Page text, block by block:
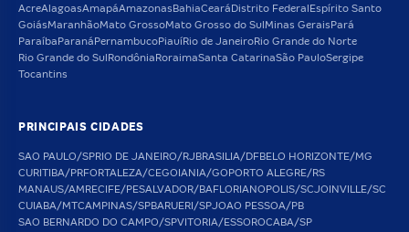
AcreAlagoasAmapáAmazonas BahiaCeará Distrito Federal Espírito Santo
GoiásMaranhãoMato GrossoMato Grosso do Sul Minas Gerais Pará
Paraíba Paraná PernambucoPiauíRio de JaneiroRio Grande do Norte
Rio Grande do Sul Rondônia RoraimaSanta CatarinaSão PauloSergipe
Tocantins
PRINCIPAIS CIDADES
SAO PAULO/SPRIO DE JANEIRO/RJ BRASILIA/DFBELO HORIZONTE/MG
CURITIBA/PRFORTALEZA/CEGOIANIA/GO PORTO ALEGRE/RS
MANAUS/AM RECIFE/PESALVADOR/BAFLORIANOPOLIS/SCJOINVILLE/SC
CUIABA/MTCAMPINAS/SPBARUERI/SPJOAO PESSOA/PB
SAO BERNARDO DO CAMPO/SPVITORIA/ESSOROCABA/SP